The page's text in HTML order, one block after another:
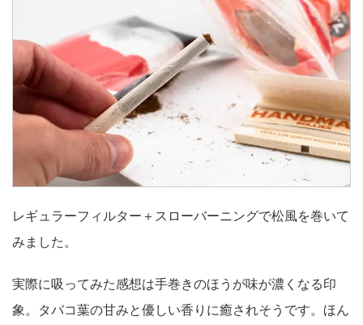
レギュラーフィルター＋スローバーニングで松風を巻いて
みました。
実際に吸ってみた感想は手巻きのほうが味が濃くなる印
象。タバコ葉の甘みと優しい香りに癒されそうです。ほん